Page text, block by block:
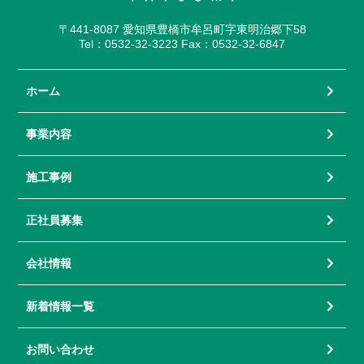
〒441-8087 愛知県豊橋市牟呂町字東明治郷下58
Tel：0532-32-3223 Fax：0532-32-6847
ホーム
事業内容
施工事例
正社員募集
会社情報
新着情報一覧
お問い合わせ